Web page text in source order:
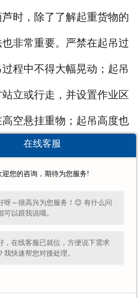
，除了了解起重货物的
非常重要。严禁在起吊过
程中不得大幅晃动；起吊
立或行走，并设置作业区
空悬挂重物；起吊高度也
器；完成起吊任务后，关
传统的人工操作模式。
取代了传统的人工搬运货
且提高了工作效率，加快
了更多的效益。
在线客服
迎您的咨询，期待为您服务!
呀～很高兴为您服务！😊 有什么问
可以跟我说哦。
，在线客服已就位，方便说下需求
我快速帮您对接处理。